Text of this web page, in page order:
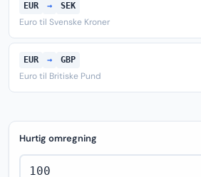
EUR → SEK
Euro til Svenske Kroner
EUR → GBP
Euro til Britiske Pund
Hurtig omregning